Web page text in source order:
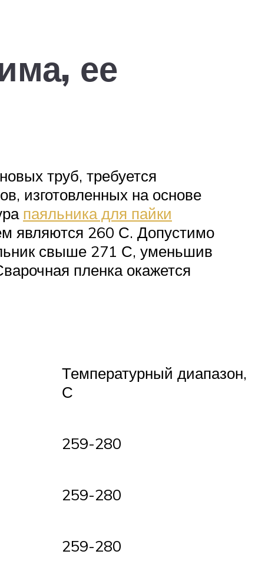
ее
труб, требуется
изготовленных на основе
паяльника для пайки
являются 260 С. Допустимо
свыше 271 С, уменьшив
пленка окажется
Температурный диапазон,
С
259-280
259-280
259-280